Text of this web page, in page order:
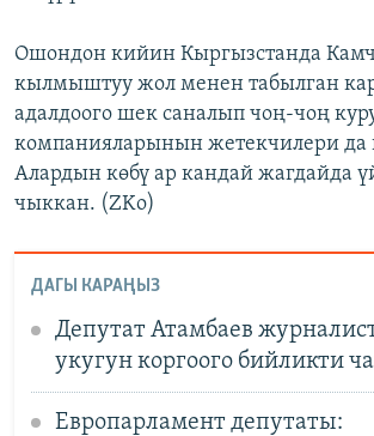
Ошондон кийин Кыргызстанда
кылмыштуу жол менен табылган
адалдоого шек саналып чоң-чоң
компанияларынын жетекчилери да
Алардын көбү ар кандай жагдайда
чыккан. (ZKo)
ДАГЫ КАРАҢЫЗ
Депутат Атамбаев
укугун коргоого бийликти
Европарламент депутаты: